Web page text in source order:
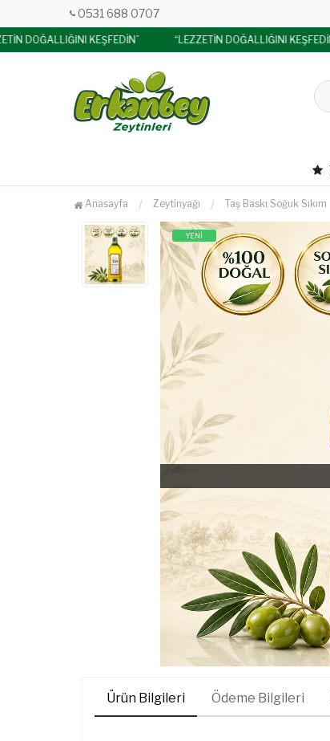
0531 688 0707
DOĞALLIĞINI KEŞFEDİN” “LEZZETİN DOĞALLIĞINI
Anasayfa Zeytinyağı Taş Baskı Soğuk Sıkım
YENİ
Ürün Bilgileri Ödeme Bilgileri